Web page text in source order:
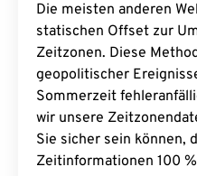
Die meisten anderen
statischen Offset zur
Zeitzonen. Diese
geopolitischer
Sommerzeit
wir unsere
Sie sicher sein können,
Zeitinformationen 100